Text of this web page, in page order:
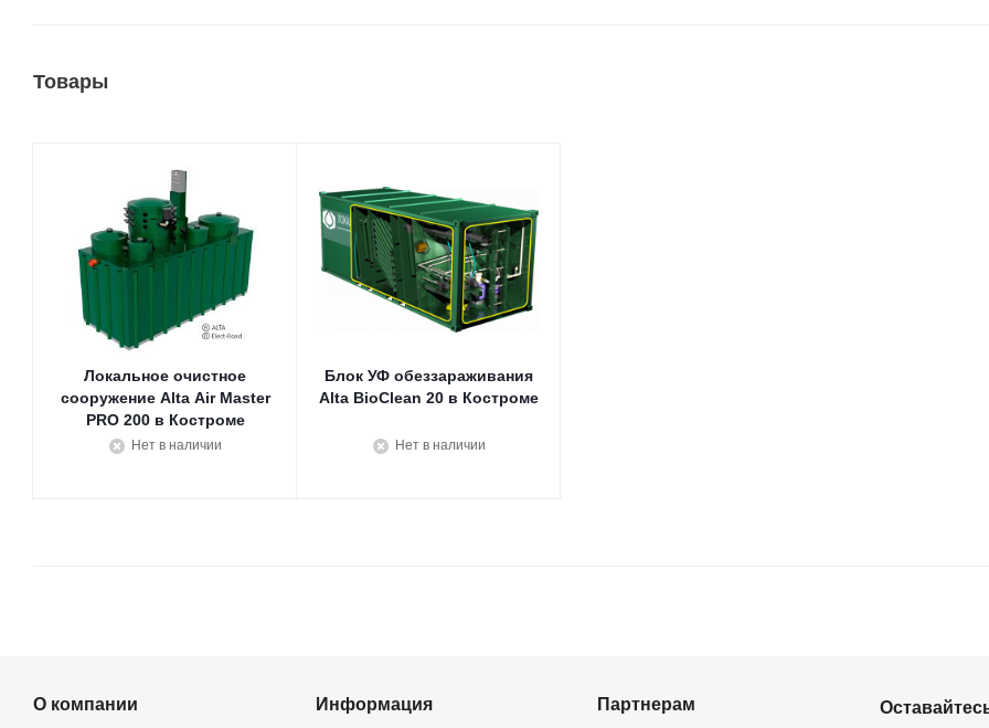
Товары
Локальное очистное
сооружение Alta Air Master
PRO 200 в Костроме
Нет в наличии
Блок УФ обеззараживания
Alta BioClean 20 в Костроме
Нет в наличии
О компании Информация Партнерам